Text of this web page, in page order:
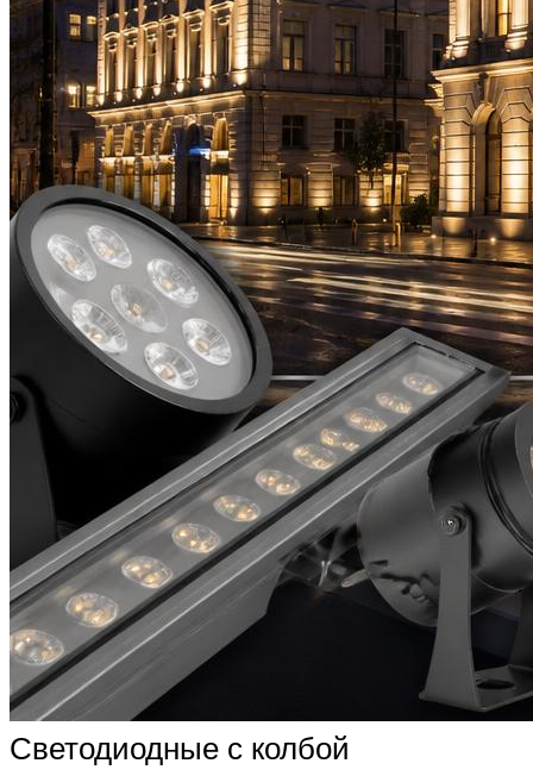
Светодиодные с колбой